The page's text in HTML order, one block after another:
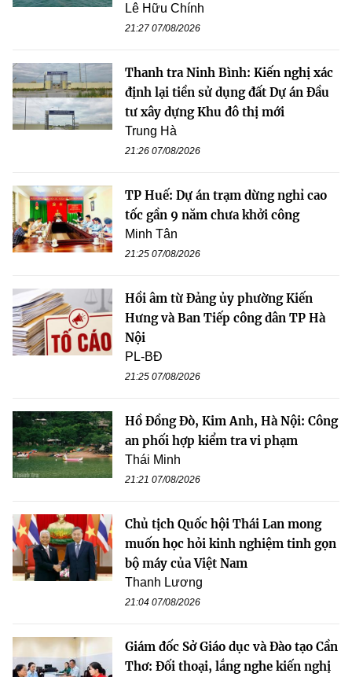
Lê Hữu Chính
21:27 07/08/2026
Thanh tra Ninh Bình: Kiến nghị xác
định lại tiền sử dụng đất Dự án Đầu
tư xây dựng Khu đô thị mới
Trung Hà
21:26 07/08/2026
TP Huế: Dự án trạm dừng nghỉ cao
tốc gần 9 năm chưa khởi công
Minh Tân
21:25 07/08/2026
Hồi âm từ Đảng ủy phường Kiến
Hưng và Ban Tiếp công dân TP Hà
Nội
PL-BĐ
21:25 07/08/2026
Hồ Đồng Đò, Kim Anh, Hà Nội: Công
an phối hợp kiểm tra vi phạm
Thái Minh
21:21 07/08/2026
Chủ tịch Quốc hội Thái Lan mong
muốn học hỏi kinh nghiệm tinh gọn
bộ máy của Việt Nam
Thanh Lương
21:04 07/08/2026
Giám đốc Sở Giáo dục và Đào tạo Cần
Thơ: Đối thoại, lắng nghe kiến nghị